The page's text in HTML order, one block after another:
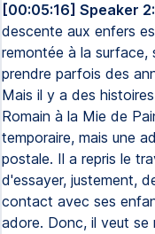
[00:05:16] Speaker 2:
descente aux enfers
remontée à la surface,
prendre parfois des
Mais il y a des
Romain à la Mie de
temporaire, mais une
postale. Il a repris le
d'essayer, justement,
contact avec ses
adore. Donc, il veut se